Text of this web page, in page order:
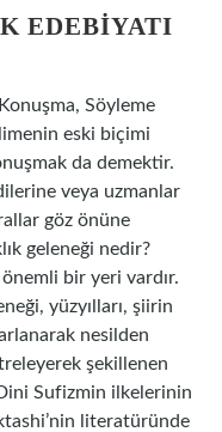
EDEBIYATI
Söyleme
eski biçimi
da demektir.
veya uzmanlar
göz önüne
geleneği nedir?
bir yeri vardır.
yüzyılları, şiirin
nesilden
şekillenen
Sufizmin ilkelerinin
literatüründe